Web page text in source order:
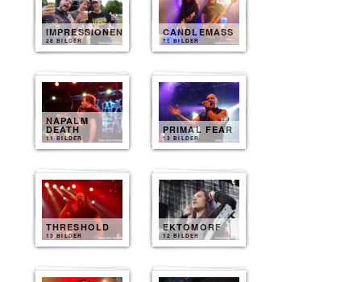
IMPRESSIONEN
28 BILDER
CANDLEMASS
15 BILDER
NAPALM
DEATH
11 BILDER
PRIMAL FEAR
13 BILDER
THRESHOLD
13 BILDER
EKTOMORF
12 BILDER